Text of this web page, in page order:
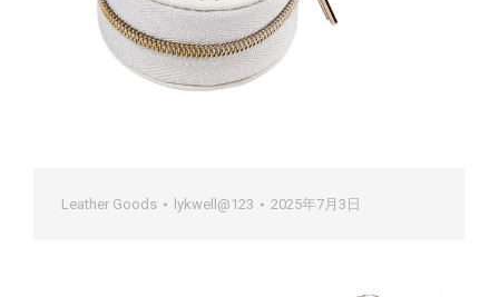
Leather Goods lykwell@123 2025年7月3日